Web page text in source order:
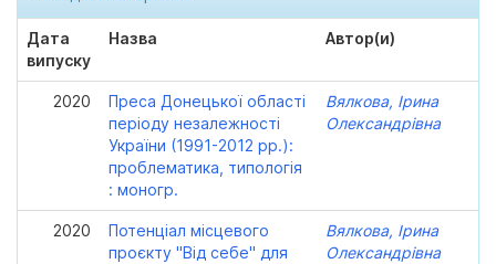
Дата
випуску
Назва Автор(и)
2020
Преса Донецької області
періоду незалежності
України (1991-2012 рр.):
проблематика, типологія
: моногр.
Вялкова, Ірина
Олександрівна
2020
Потенціал місцевого
проєкту "Від себе" для
Вялкова, Ірина
Олександрівна